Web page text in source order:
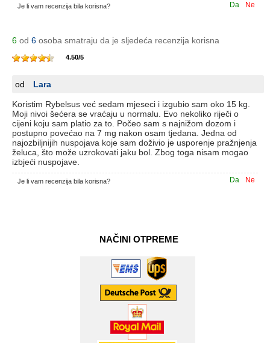
Ne
Da
Je li vam recenzija bila korisna?
6 od 6 osoba smatraju da je sljedeća recenzija korisna
4.50/5
od Lara
Koristim Rybelsus već sedam mjeseci i izgubio sam oko 15 kg.
Moji nivoi šećera se vraćaju u normalu. Evo nekoliko riječi o
cijeni koju sam platio za to. Počeo sam s najnižom dozom i
postupno povećao na 7 mg nakon osam tjedana. Jedna od
najozbiljnijih nuspojava koje sam doživio je usporenje pražnjenja
želuca, što može uzrokovati jaku bol. Zbog toga nisam mogao
izbjeći nuspojave.
Ne
Da
Je li vam recenzija bila korisna?
NAČINI OTPREME